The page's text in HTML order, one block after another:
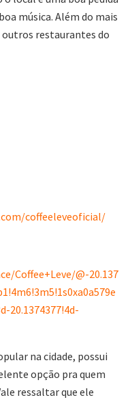
música. Além do mais
restaurantes do
coffeeleveoficial/
Coffee+Leve/@-20.137
20.1374377!4d-
na cidade, possui
opção pra quem
ressaltar que ele